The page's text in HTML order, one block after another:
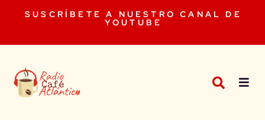
SUSCRÍBETE A NUESTRO CANAL DE
YOUTUBE